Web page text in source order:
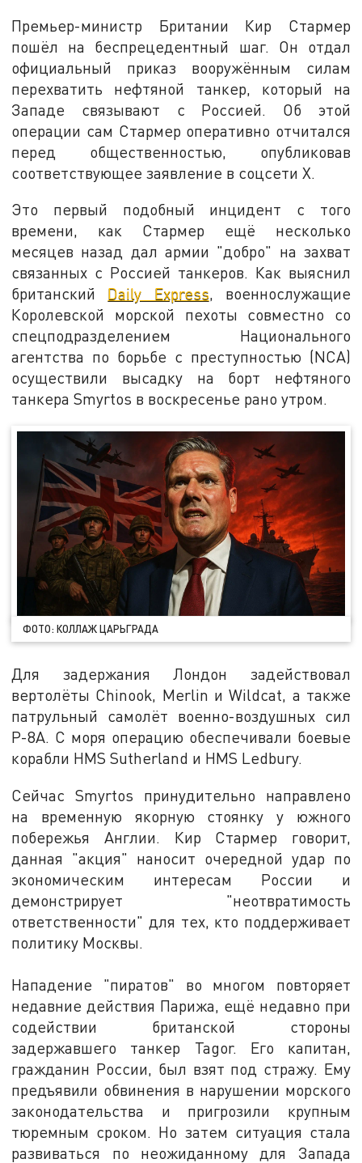
Премьер-министр Британии Кир Стармер
пошёл на беспрецедентный шаг. Он отдал
официальный приказ вооружённым силам
перехватить нефтяной танкер, который на
Западе связывают с Россией. Об этой
операции сам Стармер оперативно отчитался
перед общественностью, опубликовав
соответствующее заявление в соцсети X.
Это первый подобный инцидент с того
времени, как Стармер ещё несколько
месяцев назад дал армии "добро" на захват
связанных с Россией танкеров. Как выяснил
британский Daily Express, военнослужащие
Королевской морской пехоты совместно со
спецподразделением Национального
агентства по борьбе с преступностью (NCA)
осуществили высадку на борт нефтяного
танкера Smyrtos в воскресенье рано утром.
ФОТО: КОЛЛАЖ ЦАРЬГРАДА
Для задержания Лондон задействовал
вертолёты Chinook, Merlin и Wildcat, а также
патрульный самолёт военно-воздушных сил
P-8A. С моря операцию обеспечивали боевые
корабли HMS Sutherland и HMS Ledbury.
Сейчас Smyrtos принудительно направлено
на временную якорную стоянку у южного
побережья Англии. Кир Стармер говорит,
данная "акция" наносит очередной удар по
экономическим интересам России и
демонстрирует "неотвратимость
ответственности" для тех, кто поддерживает
политику Москвы.
Нападение "пиратов" во многом повторяет
недавние действия Парижа, ещё недавно при
содействии британской стороны
задержавшего танкер Tagor. Его капитан,
гражданин России, был взят под стражу. Ему
предъявили обвинения в нарушении морского
законодательства и пригрозили крупным
тюремным сроком. Но затем ситуация стала
развиваться по неожиданному для Запада